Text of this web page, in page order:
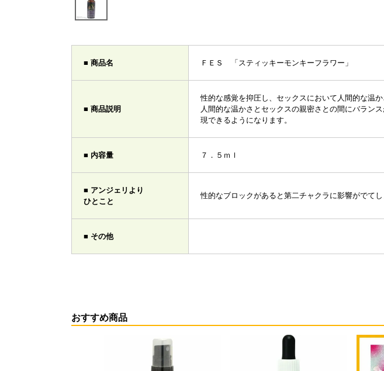
■ 商品名 ＦＥＳ 「スティッキーモンキーフラワー」
■ 商品説明
性的な感覚を抑圧し、セックスにおいて人間的な温
人間的な温かさとセックスの親密さとの間にバラン
現できるようになります。
■ 内容量 ７．５ｍｌ
■ アンジェリより
ひとこと
性的なブロックがあると第二チャクラに影響がでて
■ その他
おすすめ商品